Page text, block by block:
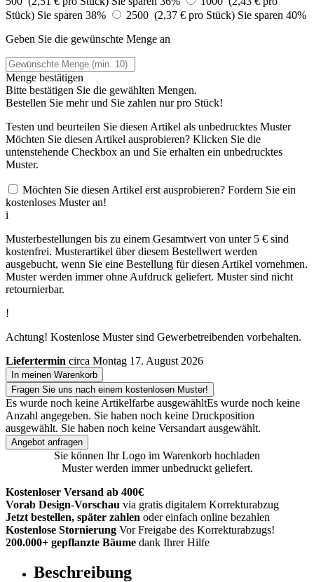
Stück) Sie sparen 38% 2500 (2,37 € pro Stück) Sie sparen 40%
Geben Sie die gewünschte Menge an
Menge bestätigen
Bitte bestätigen Sie die gewählten Mengen.
Bestellen Sie mehr und Sie zahlen nurpro Stück!
Testen und beurteilen Sie diesen Artikel als unbedrucktes Muster
Möchten Sie diesen Artikel ausprobieren? Klicken Sie die
untenstehende Checkbox an und Sie erhalten ein unbedrucktes
Muster.
Möchten Sie diesen Artikel erst ausprobieren? Fordern Sie ein
kostenloses Muster an!
i
Musterbestellungen bis zu einem Gesamtwert von unter 5 € sind
kostenfrei. Musterartikel über diesem Bestellwert werden
ausgebucht, wenn Sie eine Bestellung für diesen Artikel vornehmen.
Muster werden immer ohne Aufdruck geliefert. Muster sind nicht
retournierbar.
!
Achtung! Kostenlose Muster sind Gewerbetreibenden vorbehalten.
Liefertermin circa Montag 17. August 2026
In meinen Warenkorb
Fragen Sie uns nach einem kostenlosen Muster!
Es wurde noch keine Artikelfarbe ausgewähltEs wurde noch keine
Anzahl angegeben. Sie haben noch keine Druckposition
ausgewählt. Sie haben noch keine Versandart ausgewählt.
Angebot anfragen
Sie können Ihr Logo im Warenkorb hochladen
Muster werden immer unbedruckt geliefert.
Kostenloser Versand ab 400€
Vorab Design-Vorschau via gratis digitalem Korrekturabzug
Jetzt bestellen, später zahlen oder einfach online bezahlen
Kostenlose Stornierung Vor Freigabe des Korrekturabzugs!
200.000+ gepflanzte Bäume dank Ihrer Hilfe
Beschreibung